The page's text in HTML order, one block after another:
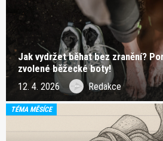
Jak vydržet běhat bez zranění?
zvolené běžecké boty!
12. 4. 2026 Redakce
TÉMA MĚSÍCE